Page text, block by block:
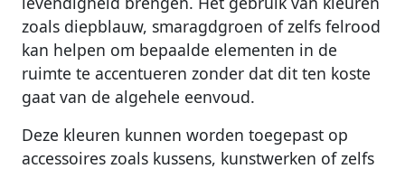
zoals diepblauw, smaragdgroen of zelfs felrood
kan helpen om bepaalde elementen in de
ruimte te accentueren zonder dat dit ten koste
gaat van de algehele eenvoud.
Deze kleuren kunnen worden toegepast op
accessoires zoals kussens, kunstwerken of zelfs